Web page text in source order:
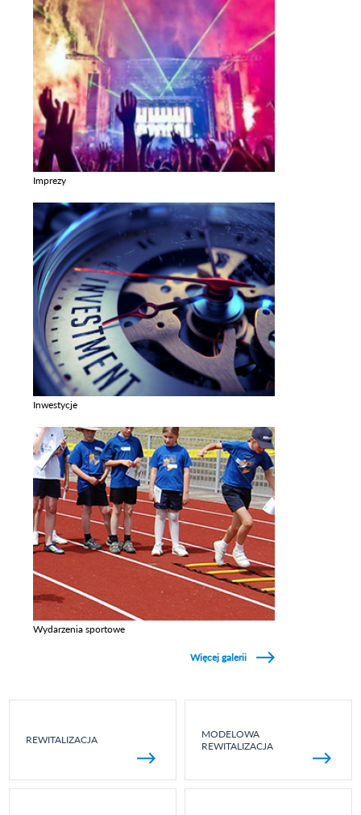
Imprezy
Inwestycje
Wydarzenia sportowe
Więcej galerii
REWITALIZACJA
MODELOWA
REWITALIZACJA